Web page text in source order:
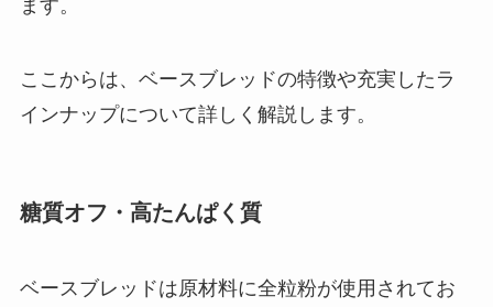
ます。
ここからは、ベースブレッド︎の特徴や充実したラ
インナップについて詳しく解説します。
糖質オフ・高たんぱく質
ベースブレッド︎は原材料に全粒粉が使用されてお